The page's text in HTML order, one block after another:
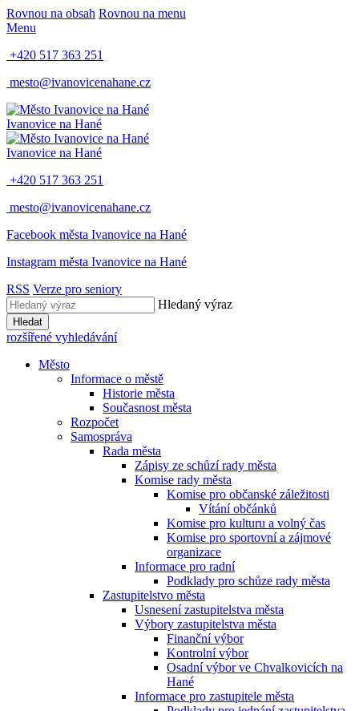
Rovnou na obsah Rovnou na menu
Menu
+420 517 363 251
mesto@ivanovicenahane.cz
Ivanovice na Hané
Ivanovice na Hané
+420 517 363 251
mesto@ivanovicenahane.cz
Facebook města Ivanovice na Hané
Instagram města Ivanovice na Hané
RSS Verze pro seniory
Hledaný výraz
Hledat
rozšířené vyhledávání
Město
Informace o městě
Historie města
Současnost města
Rozpočet
Samospráva
Rada města
Zápisy ze schůzí rady města
Komise rady města
Komise pro občanské záležitosti
Vítání občánků
Komise pro kulturu a volný čas
Komise pro sportovní a zájmové
organizace
Informace pro radní
Podklady pro schůze rady města
Zastupitelstvo města
Usnesení zastupitelstva města
Výbory zastupitelstva města
Finanční výbor
Kontrolní výbor
Osadní výbor ve Chvalkovicích na
Hané
Informace pro zastupitele města